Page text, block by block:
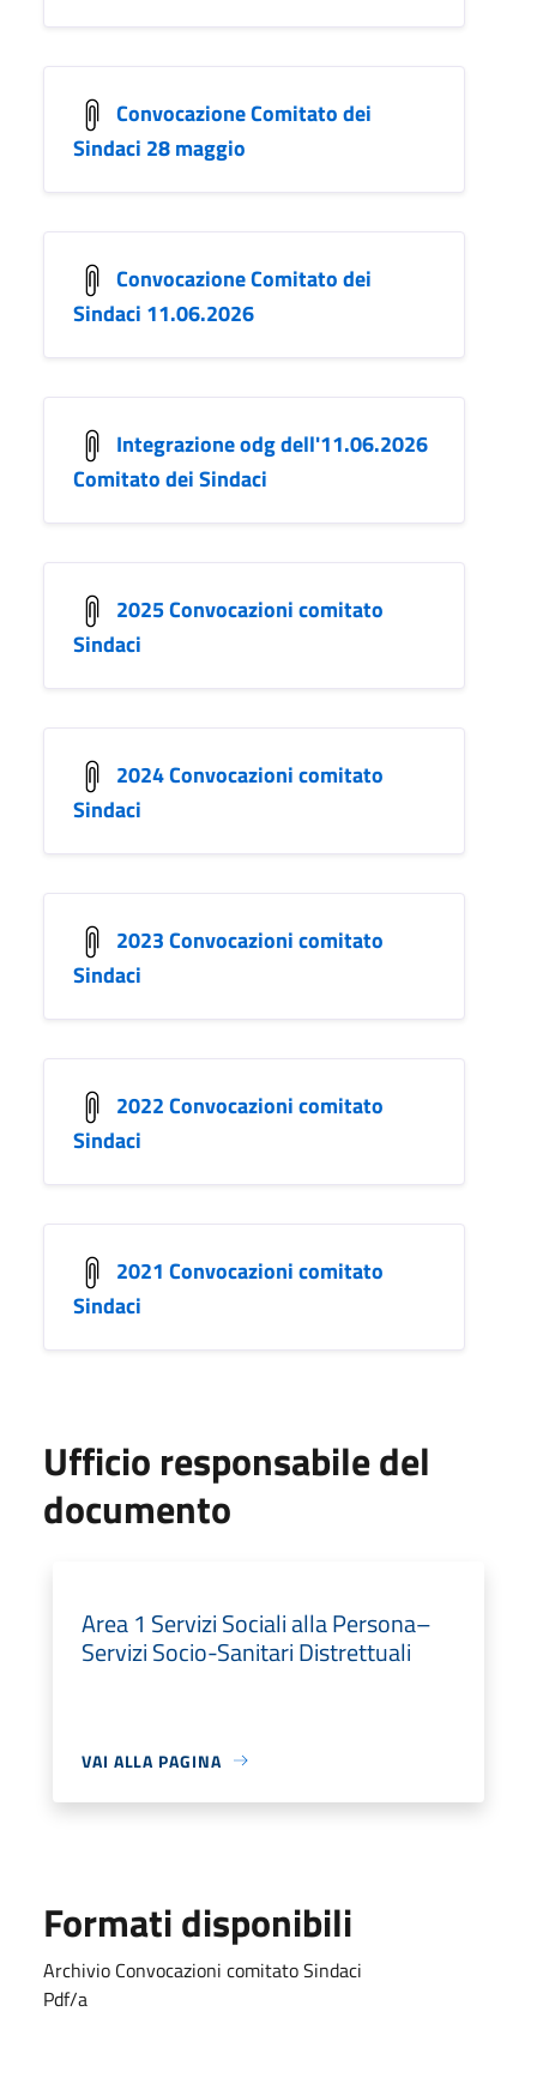
Convocazione Comitato dei
Sindaci 28 maggio
Convocazione Comitato dei
Sindaci 11.06.2026
Integrazione odg dell'11.06.2026
Comitato dei Sindaci
2025 Convocazioni comitato
Sindaci
2024 Convocazioni comitato
Sindaci
2023 Convocazioni comitato
Sindaci
2022 Convocazioni comitato
Sindaci
2021 Convocazioni comitato
Sindaci
Ufficio responsabile del
documento
Area 1 Servizi Sociali alla Persona–
Servizi Socio-Sanitari Distrettuali
VAI ALLA PAGINA
Formati disponibili
Archivio Convocazioni comitato Sindaci
Pdf/a